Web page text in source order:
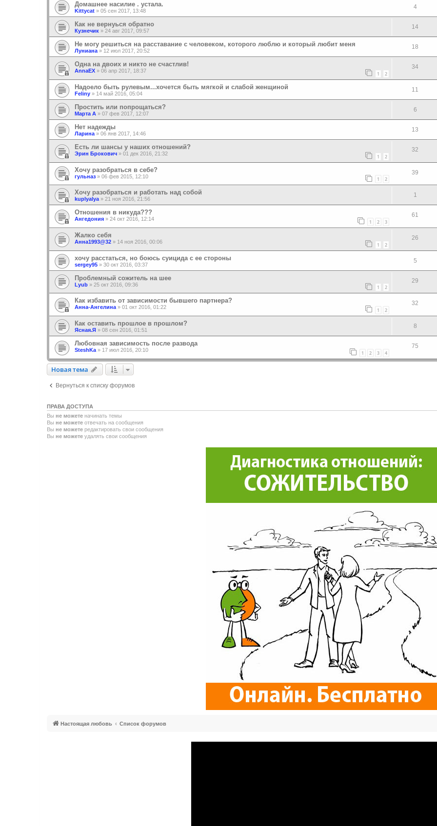
Домашнее насилие . устала.
Kittycat » 05 сен 2017, 13:48
4
Как не вернуься обратно
Кузнечик » 24 авг 2017, 09:57
14
Не могу решиться на расставание с человеком, которого люблю и который любит меня
Луниана» 12 июл 2017, 20:52
18
Одна на двоих и никто не счастлив!
AnnaEX » 06 апр 2017, 18:37 1 2
34
Надоело быть рулевым...хочется быть мягкой и слабой женщиной
Feliny » 14 май 2016, 05:04
11
Простить или попрощаться?
Марта А » 07 фев 2017, 12:07
6
Нет надежды
Ларина » 06 янв 2017, 14:46
13
Есть ли шансы у наших отношений?
Эрин Брокович » 01 дек 2016, 21:32 1 2
32
Хочу разобраться в себе?
гульназ » 06 фев 2015, 12:10 1 2
39
Хочу разобраться и работать над собой
kuplyalya » 21 ноя 2016, 21:56
1
Отношения в никуда???
Ангедония » 24 окт 2016, 12:14 1 2 3
61
Жалко себя
Анна1993@32 » 14 ноя 2016, 00:06 1 2
26
хочу расстаться, но боюсь суицида с ее стороны
sergey95 » 30 окт 2016, 03:37
5
Проблемный сожитель на шее
Lyub » 25 окт 2016, 09:36 1 2
29
Как избавить от зависимости бывшего партнера?
Анна-Ангелина » 01 окт 2016, 01:22 1 2
32
Как оставить прошлое в прошлом?
Ясная.Я » 08 сен 2016, 01:51
8
Любовная зависимость после развода
SteshKa » 17 июл 2016, 20:10 1 2 3 4
75
Новая тема
Новаятема
Вернуться к списку форумов
ПРАВА ДОСТУПА
Вы не можете начинать темы
Вы не можете отвечать на сообщения
Вы не можете редактировать свои сообщения
Вы не можете удалять свои сообщения
Настоящая любовь Список форумов